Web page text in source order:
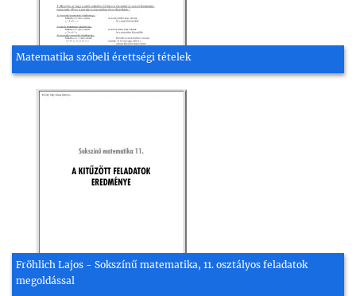
Matematika szóbeli érettségi tételek
Fröhlich Lajos - Sokszínű matematika, 11. osztályos feladatok
megoldással